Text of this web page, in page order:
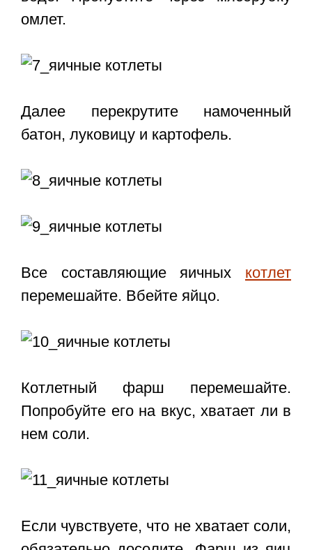
омлет.
Далее перекрутите намоченный
батон, луковицу и картофель.
Все составляющие яичных котлет
перемешайте. Вбейте яйцо.
Котлетный фарш перемешайте.
Попробуйте его на вкус, хватает ли в
нем соли.
Если чувствуете, что не хватает соли,